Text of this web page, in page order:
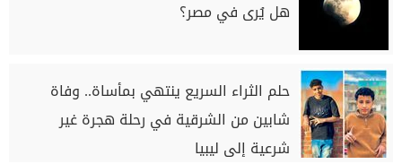
هل يُرى في مصر؟
حلم الثراء السريع ينتهي بمأساة.. وفاة
شابين من الشرقية في رحلة هجرة غير
شرعية إلى ليبيا